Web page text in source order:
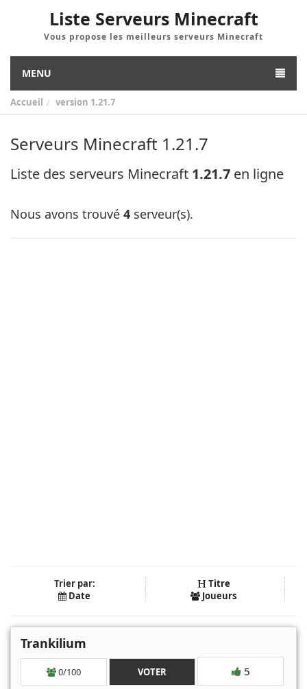
Liste Serveurs Minecraft
Vous propose les meilleurs serveurs Minecraft
MENU
Accueil version 1.21.7
Serveurs Minecraft 1.21.7
Liste des serveurs Minecraft 1.21.7 en ligne
Nous avons trouvé 4 serveur(s).
Trier par:
Titre
Date
Joueurs
Trankilium
0/100 VOTER 5